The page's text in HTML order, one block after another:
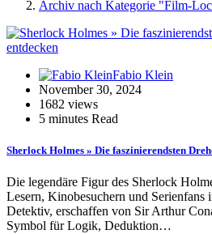
Archiv nach Kategorie "Film-
Fabio Klein
November 30, 2024
1682 views
5 minutes Read
Sherlock Holmes » Die faszinierendsten
Die legendäre Figur des Sherlock
Lesern, Kinobesuchern und Serienfans
Detektiv, erschaffen von Sir Arthur
Symbol für Logik, Deduktion…